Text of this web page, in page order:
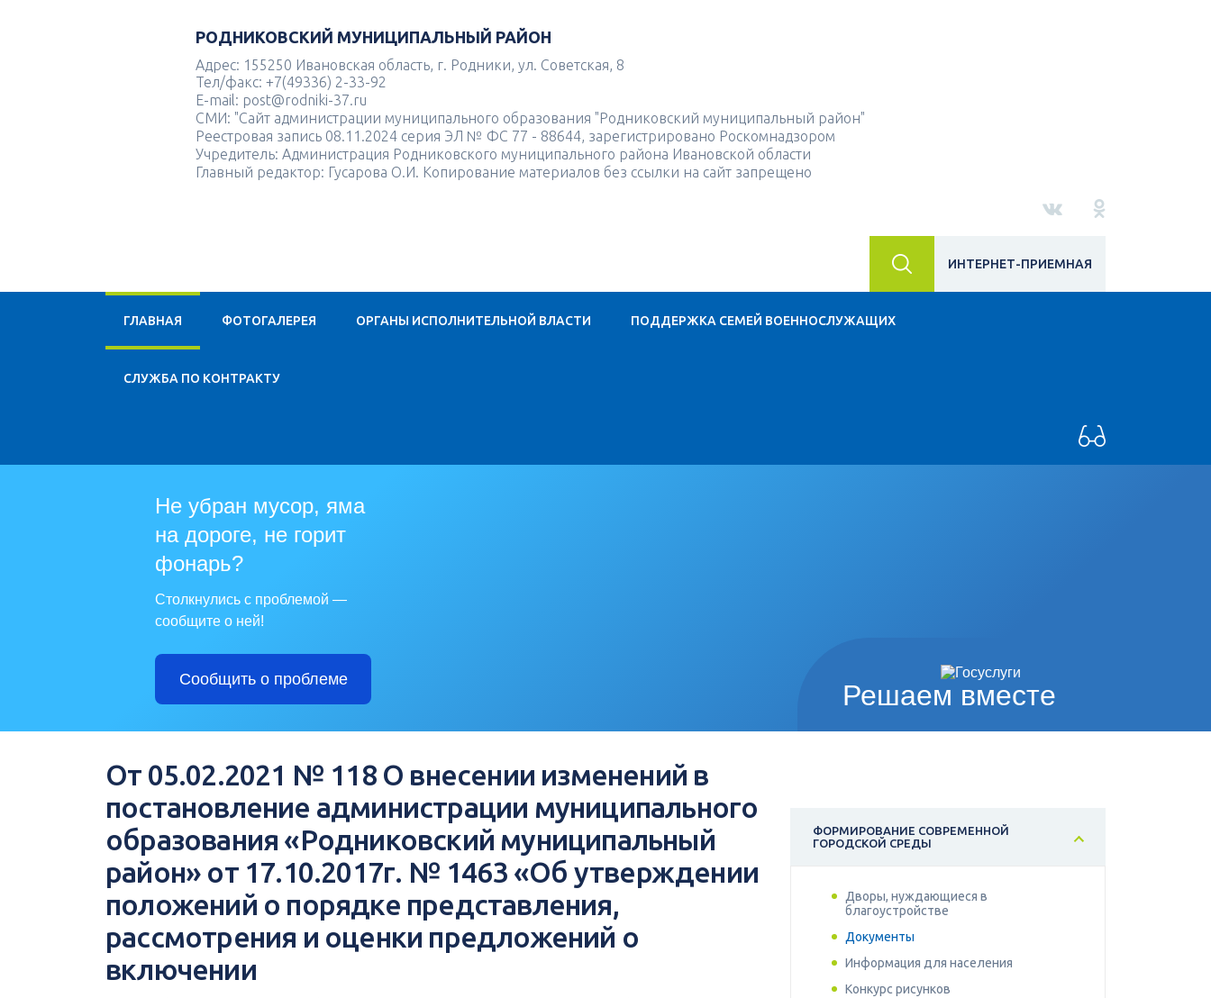
РОДНИКОВСКИЙ МУНИЦИПАЛЬНЫЙ РАЙОН
Адрес: 155250 Ивановская область, г. Родники, ул. Советская, 8
Тел/факс: +7(49336) 2-33-92
E-mail: post@rodniki-37.ru
СМИ: "Сайт администрации муниципального образования "Родниковский муниципальный район"
Реестровая запись 08.11.2024 серия ЭЛ № ФС 77 - 88644, зарегистрировано Роскомнадзором
Учредитель: Администрация Родниковского муниципального района Ивановской области
Главный редактор: Гусарова О.И. Копирование материалов без ссылки на сайт запрещено
ИНТЕРНЕТ-ПРИЕМНАЯ
ГЛАВНАЯ ФОТОГАЛЕРЕЯ ОРГАНЫ ИСПОЛНИТЕЛЬНОЙ ВЛАСТИ ПОДДЕРЖКА СЕМЕЙ ВОЕННОСЛУЖАЩИХ
CЛУЖБА ПО КОНТРАКТУ
Решаем вместе
Не убран мусор, яма
на дороге, не горит
фонарь?
Столкнулись с проблемой —
сообщите о ней!
Сообщить о проблеме
От 05.02.2021 № 118 О внесении изменений в
постановление администрации муниципального
образования «Родниковский муниципальный
район» от 17.10.2017г. № 1463 «Об утверждении
положений о порядке представления,
рассмотрения и оценки предложений о
включении
ФОРМИРОВАНИЕ СОВРЕМЕННОЙ
ГОРОДСКОЙ СРЕДЫ
Дворы, нуждающиеся в
благоустройстве
Документы
Информация для населения
Конкурс рисунков